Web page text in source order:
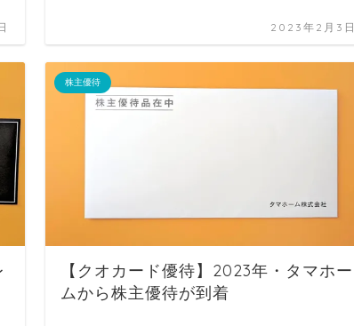
2023年2月3日
株主優待
【クオカード優待】2023年・タマホー
ムから株主優待が到着